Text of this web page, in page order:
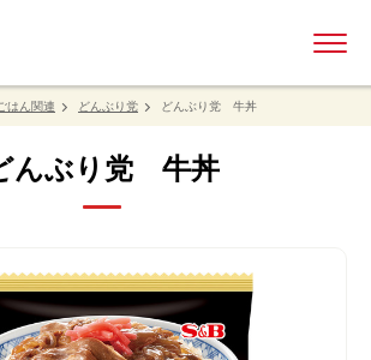
はん関連 どんぶり党 どんぶり党 牛丼
んぶり党 牛丼